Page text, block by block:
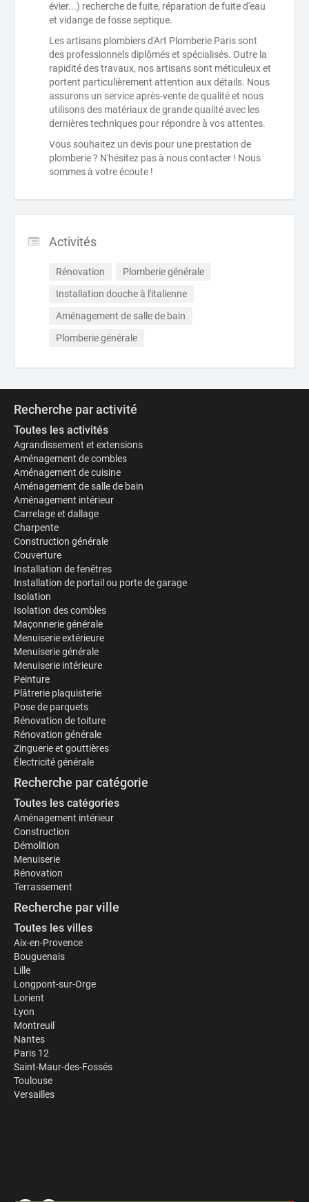
évier...) recherche de fuite, réparation de fuite d'eau
et vidange de fosse septique.
Les artisans plombiers d'Art Plomberie Paris sont
des professionnels diplômés et spécialisés. Outre la
rapidité des travaux, nos artisans sont méticuleux et
portent particulièrement attention aux détails. Nous
assurons un service après-vente de qualité et nous
utilisons des matériaux de grande qualité avec les
dernières techniques pour répondre à vos attentes.
Vous souhaitez un devis pour une prestation de
plomberie ? N'hésitez pas à nous contacter ! Nous
sommes à votre écoute !
Activités
Rénovation
Plomberie générale
Installation douche à l'italienne
Aménagement de salle de bain
Plomberie générale
Recherche par activité
Toutes les activités
Agrandissement et extensions
Aménagement de combles
Aménagement de cuisine
Aménagement de salle de bain
Aménagement intérieur
Carrelage et dallage
Charpente
Construction générale
Couverture
Installation de fenêtres
Installation de portail ou porte de garage
Isolation
Isolation des combles
Maçonnerie générale
Menuiserie extérieure
Menuiserie générale
Menuiserie intérieure
Peinture
Plâtrerie plaquisterie
Pose de parquets
Rénovation de toiture
Rénovation générale
Zinguerie et gouttières
Électricité générale
Recherche par catégorie
Toutes les catégories
Aménagement intérieur
Construction
Démolition
Menuiserie
Rénovation
Terrassement
Recherche par ville
Toutes les villes
Aix-en-Provence
Bouguenais
Lille
Longpont-sur-Orge
Lorient
Lyon
Montreuil
Nantes
Paris 12
Saint-Maur-des-Fossés
Toulouse
Versailles